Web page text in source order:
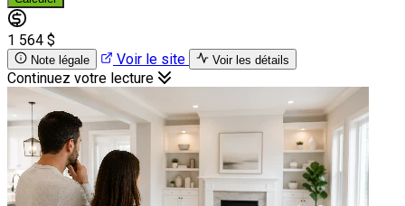
1 564 $
Note légale Voir le site Voir les détails
Continuez votre lecture